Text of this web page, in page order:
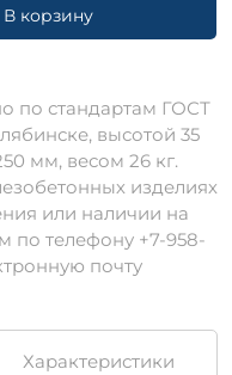
В корзину
по стандартам ГОСТ
высотой 35
мм, весом 26 кг.
изделиях
или наличии на
по телефону +7-958-
почту
Характеристики